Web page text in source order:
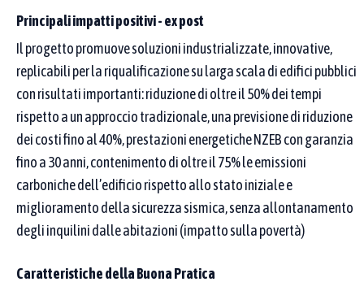
Principali impatti positivi - ex post
Il progetto promuove soluzioni industrializzate, innovative,
replicabili per la riqualificazione su larga scala di edifici pubblici
con risultati importanti: riduzione di oltre il 50% dei tempi
rispetto a un approccio tradizionale, una previsione di riduzione
dei costi fino al 40%, prestazioni energetiche NZEB con garanzia
fino a 30 anni, contenimento di oltre il 75% le emissioni
carboniche dell’edificio rispetto allo stato iniziale e
miglioramento della sicurezza sismica, senza allontanamento
degli inquilini dalle abitazioni (impatto sulla povertà)
Caratteristiche della Buona Pratica